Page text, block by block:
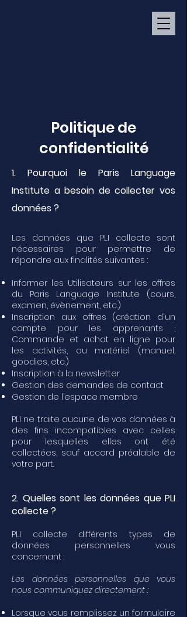
Politique de
confidentialité
1. Pourquoi le Paris Language
Institute a besoin de collecter vos
données ?
Les données que PLI collecte sont
nécessaires pour permettre de
répondre aux finalités suivantes :
Informer les Utilisateurs sur les offres
du Paris Language Institute (cours,
examen, évènement, etc.)
Inscription aux offres (création d'un
compte pour les apprenants ;
Commande et achat en ligne pour
les activités, ou matériel (manuel,
goodies, etc.)
Inscription à la newsletter
Gestion des demandes de contact
Gestion de l’espace membre
PLI ne traite aucune de vos données à
des fins incompatibles avec celles
pour lesquelles elles ont été
collectées, sauf accord préalable de
votre part.
2. Quelles sont les données que PLI
collecte ?
PLI collecte différents types de
données personnelles vous
concernant :
Les données personnelles que vous
nous communiquez directement :
Lorsque vous remplissez un formulaire